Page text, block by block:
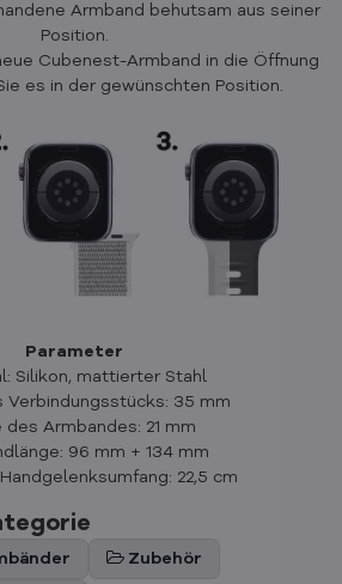
Armband behutsam aus seiner
Position.
Cubenest-Armband in die Öffnung
es in der gewünschten Position.
Parameter
Silikon, mattierter Stahl
Verbindungsstücks: 35 mm
des Armbandes: 21 mm
96 mm + 134 mm
22,5 cm
Zubehör